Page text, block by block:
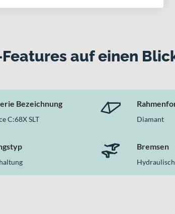
von 115 kg für intensive Renneinsätze
Gang-Kettenschaltung und die konsequent
auf einen
Bezeichnung
C:68X SLT Diamant
Bremsen